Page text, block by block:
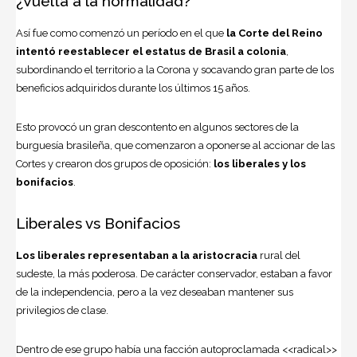
Así fue como comenzó un período en el que la Corte del Reino
intentó reestablecer el estatus de Brasil a colonia,
subordinando el territorio a la Corona y socavando gran parte de los
beneficios adquiridos durante los últimos 15 años.
Esto provocó un gran descontento en algunos sectores de la
burguesía brasileña, que comenzaron a oponerse al accionar de las
Cortes y crearon dos grupos de oposición: los liberales y los
bonifacios.
Liberales vs Bonifacios
Los liberales representaban a la aristocracia rural del
sudeste, la más poderosa. De carácter conservador, estaban a favor
de la independencia, pero a la vez deseaban mantener sus
privilegios de clase.
Dentro de ese grupo había una facción autoproclamada <<radical>>